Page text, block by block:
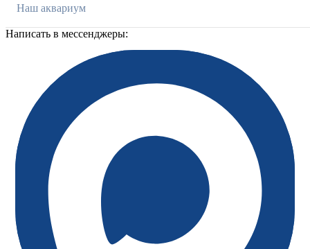
Наш аквариум
Написать в мессенджеры: